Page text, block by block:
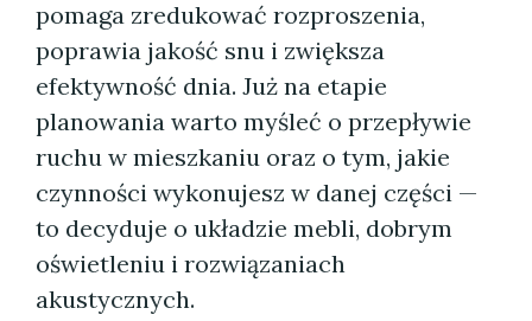
pomaga zredukować rozproszenia,
poprawia jakość snu i zwiększa
efektywność dnia. Już na etapie
planowania warto myśleć o przepływie
ruchu w mieszkaniu oraz o tym, jakie
czynności wykonujesz w danej części —
to decyduje o układzie mebli, dobrym
oświetleniu i rozwiązaniach
akustycznych.